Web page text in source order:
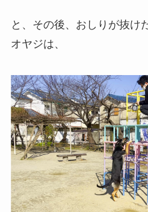
と、その後、おしりが抜け
オヤジは、